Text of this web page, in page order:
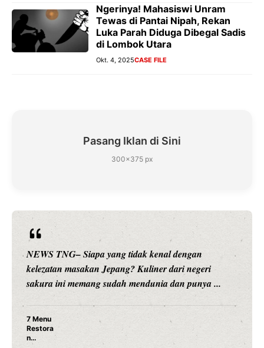
Ngerinya! Mahasiswi Unram
Tewas di Pantai Nipah, Rekan
Luka Parah Diduga Dibegal Sadis
di Lombok Utara
Okt. 4, 2025CASE FILE
Pasang Iklan di Sini
300×375 px
NEWS TNG– Siapa yang tidak kenal dengan
kelezatan masakan Jepang? Kuliner dari negeri
sakura ini memang sudah mendunia dan punya ...
7 Menu
Restora
n